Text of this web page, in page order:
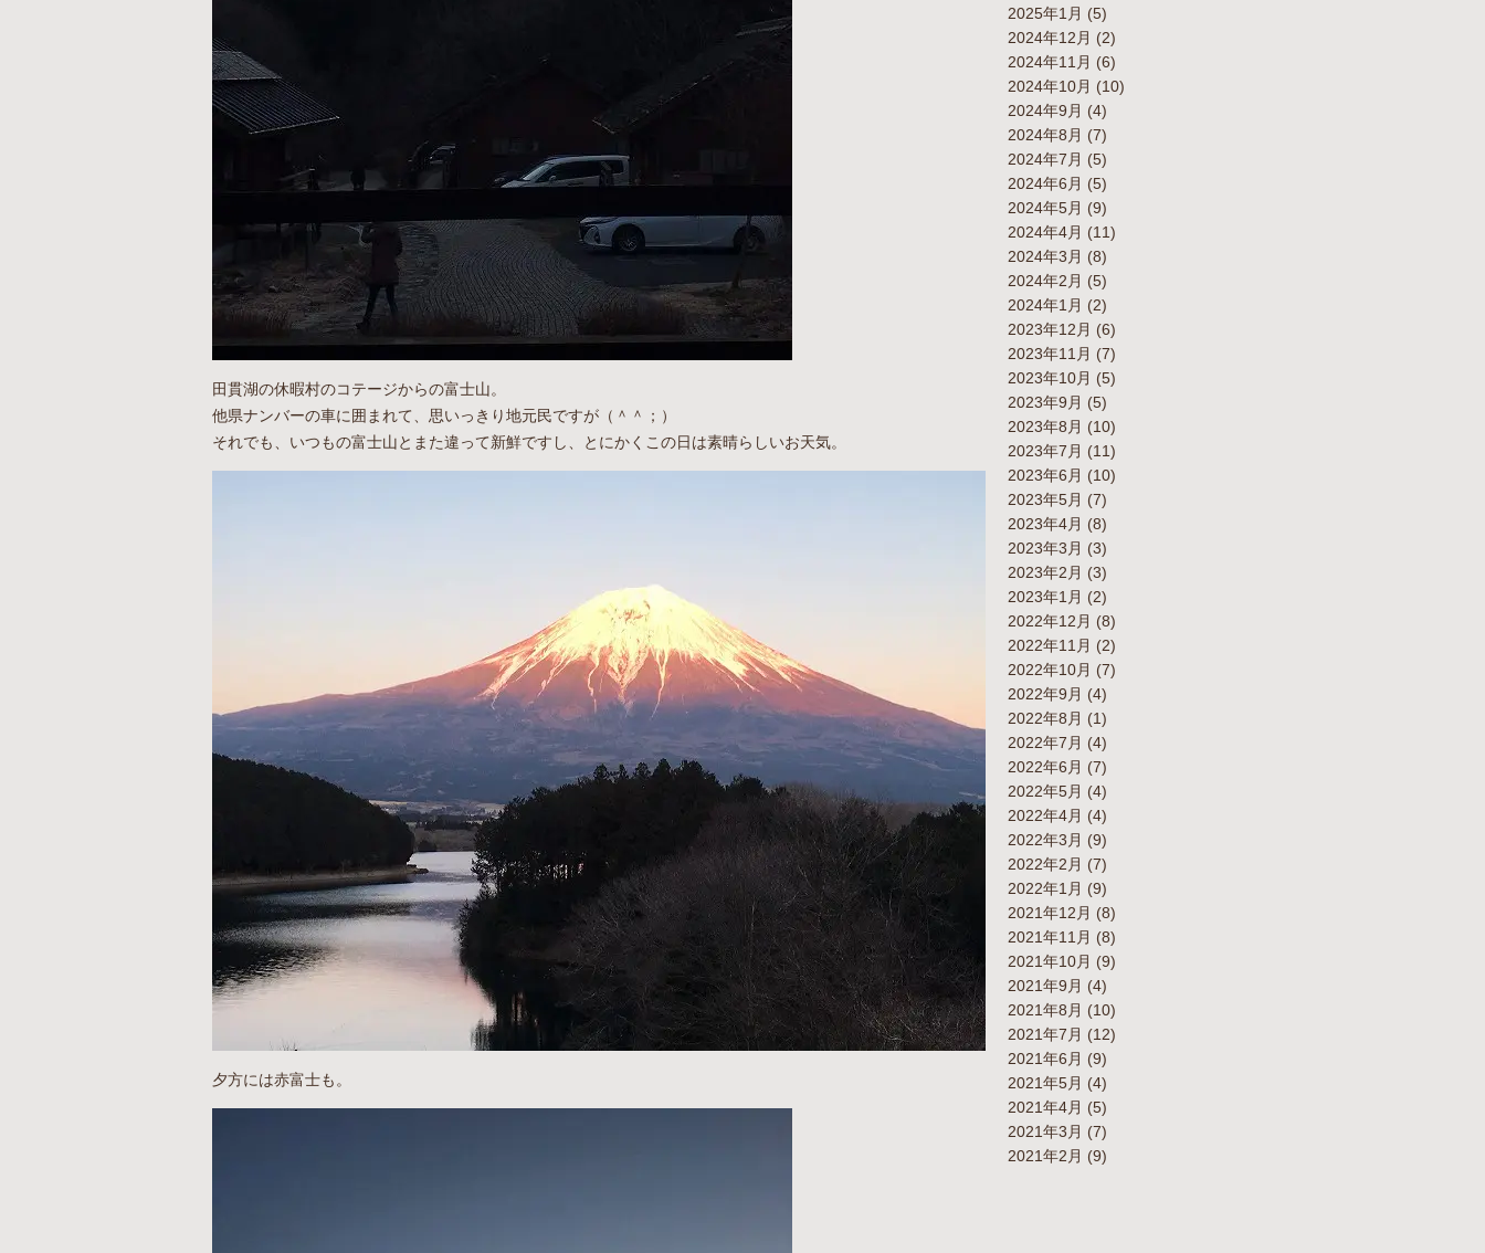
田貫湖の休暇村のコテージからの富士山。
他県ナンバーの車に囲まれて、思いっきり地元民ですが（＾＾；）
それでも、いつもの富士山とまた違って新鮮ですし、とにかくこの日は素晴らしいお天気。
夕方には赤富士も。
2025年1月 (5)
2024年12月 (2)
2024年11月 (6)
2024年10月 (10)
2024年9月 (4)
2024年8月 (7)
2024年7月 (5)
2024年6月 (5)
2024年5月 (9)
2024年4月 (11)
2024年3月 (8)
2024年2月 (5)
2024年1月 (2)
2023年12月 (6)
2023年11月 (7)
2023年10月 (5)
2023年9月 (5)
2023年8月 (10)
2023年7月 (11)
2023年6月 (10)
2023年5月 (7)
2023年4月 (8)
2023年3月 (3)
2023年2月 (3)
2023年1月 (2)
2022年12月 (8)
2022年11月 (2)
2022年10月 (7)
2022年9月 (4)
2022年8月 (1)
2022年7月 (4)
2022年6月 (7)
2022年5月 (4)
2022年4月 (4)
2022年3月 (9)
2022年2月 (7)
2022年1月 (9)
2021年12月 (8)
2021年11月 (8)
2021年10月 (9)
2021年9月 (4)
2021年8月 (10)
2021年7月 (12)
2021年6月 (9)
2021年5月 (4)
2021年4月 (5)
2021年3月 (7)
2021年2月 (9)